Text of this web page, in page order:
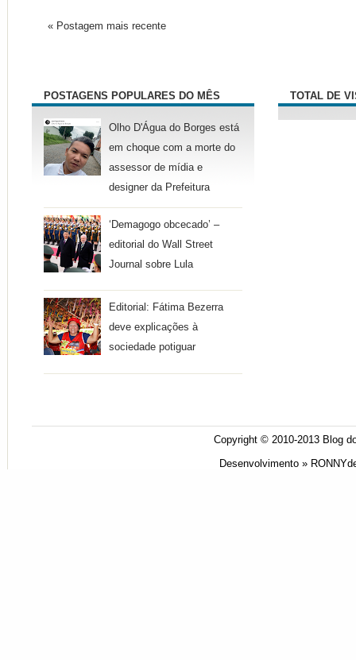
« Postagem mais recente
POSTAGENS POPULARES DO MÊS
Olho D'Água do Borges está
em choque com a morte do
assessor de mídia e
designer da Prefeitura
‘Demagogo obcecado’ –
editorial do Wall Street
Journal sobre Lula
Editorial: Fátima Bezerra
deve explicações à
sociedade potiguar
TOTAL DE
Copyright © 2010-2013 Blog
Desenvolvimento »